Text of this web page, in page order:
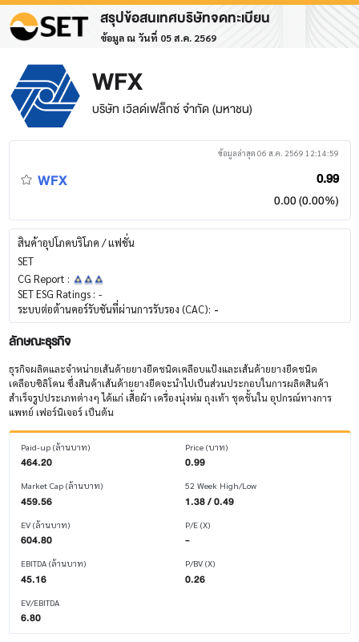
สรุปข้อสนเทศบริษัทจดทะเบียน
ข้อมูล ณ วันที่ 05 ส.ค. 2569
WFX
บริษัท เวิลด์เฟล็กซ์ จำกัด (มหาชน)
ข้อมูลล่าสุด 06 ส.ค. 2569 12:14:59
WFX 0.99
0.00 (0.00%)
สินค้าอุปโภคบริโภค / แฟชั่น
SET
CG Report :
SET ESG Ratings : -
ระบบต่อต้านคอร์รับชันที่ผ่านการรับรอง (CAC): -
ลักษณะธุรกิจ
ธุรกิจผลิตและจำหน่ายเส้นด้ายยางยืดชนิดเคลือบแป้งและเส้นด้ายยางยืดชนิด
เคลือบซิลิโคน ซึ่งสินค้าเส้นด้ายยางยืดจะนำไปเป็นส่วนประกอบในการผลิตสินค้า
สำเร็จรูปประเภทต่างๆ ได้แก่ เสื้อผ้า เครื่องนุ่งห่ม ถุงเท้า ชุดชั้นใน อุปกรณ์ทางการ
แพทย์ เฟอร์นิเจอร์ เป็นต้น
Paid-up (ล้านบาท)
464.20
Market Cap (ล้านบาท)
459.56
EV (ล้านบาท)
604.80
EBITDA (ล้านบาท)
45.16
EV/EBITDA
6.80
Price (บาท)
0.99
52 Week High/Low
1.38 / 0.49
P/E (X)
-
P/BV (X)
0.26